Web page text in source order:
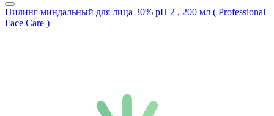
Пилинг миндальный для лица 30% pH 2 , 200 мл ( Professional
Face Care )